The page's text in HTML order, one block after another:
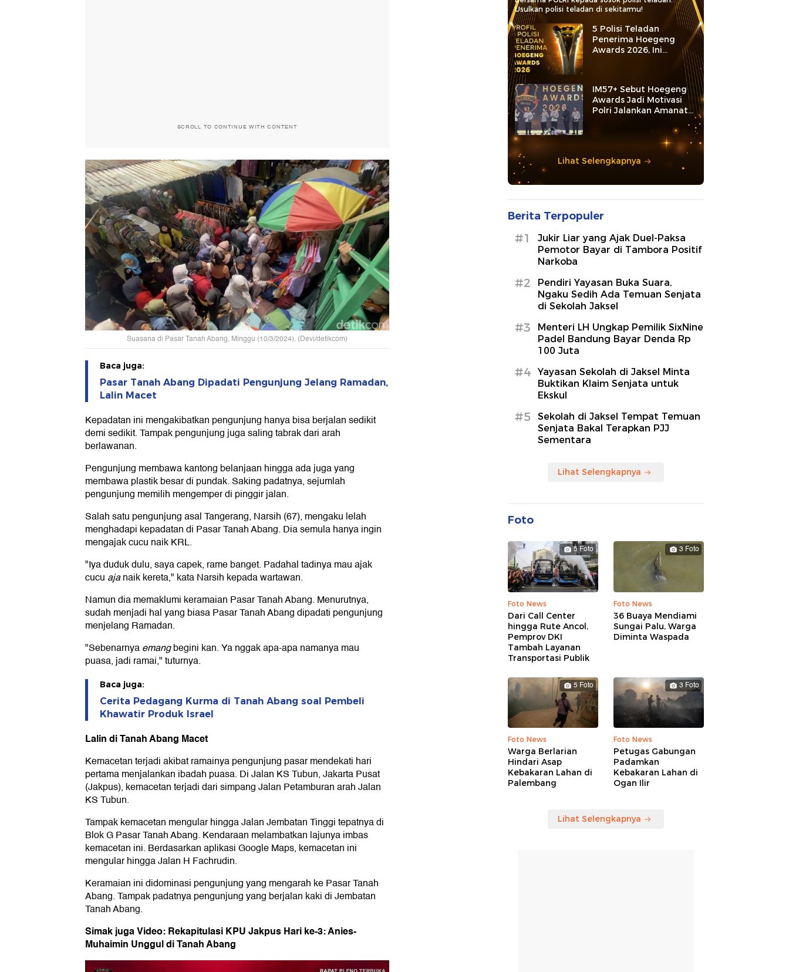
SCROLL TO CONTINUE WITH CONTENT
Suasana di Pasar Tanah Abang, Minggu (10/3/2024). (Devi/detikcom)
Baca juga:
Pasar Tanah Abang Dipadati Pengunjung Jelang Ramadan,
Lalin Macet
Kepadatan ini mengakibatkan pengunjung hanya bisa berjalan sedikit
demi sedikit. Tampak pengunjung juga saling tabrak dari arah
berlawanan.
Pengunjung membawa kantong belanjaan hingga ada juga yang
membawa plastik besar di pundak. Saking padatnya, sejumlah
pengunjung memilih mengemper di pinggir jalan.
Salah satu pengunjung asal Tangerang, Narsih (67), mengaku lelah
menghadapi kepadatan di Pasar Tanah Abang. Dia semula hanya ingin
mengajak cucu naik KRL.
"Iya duduk dulu, saya capek, rame banget. Padahal tadinya mau ajak
cucu ajanaik kereta," kata Narsih kepada wartawan.
Namun dia memaklumi keramaian Pasar Tanah Abang. Menurutnya,
sudah menjadi hal yang biasa Pasar Tanah Abang dipadati pengunjung
menjelang Ramadan.
"Sebenarnyaemangbegini kan. Ya nggak apa-apa namanya mau
puasa, jadi ramai," tuturnya.
Baca juga:
Cerita Pedagang Kurma di Tanah Abang soal Pembeli
Khawatir Produk Israel
Lalin di Tanah Abang Macet
Kemacetan terjadi akibat ramainya pengunjung pasar mendekati hari
pertama menjalankan ibadah puasa. Di Jalan KS Tubun, Jakarta Pusat
(Jakpus), kemacetan terjadi dari simpang Jalan Petamburan arah Jalan
KS Tubun.
Tampak kemacetan mengular hingga Jalan Jembatan Tinggi tepatnya di
Blok G Pasar Tanah Abang. Kendaraan melambatkan lajunya imbas
kemacetan ini. Berdasarkan aplikasi Google Maps, kemacetan ini
mengular hingga Jalan H Fachrudin.
Keramaian ini didominasi pengunjung yang mengarah ke Pasar Tanah
Abang. Tampak padatnya pengunjung yang berjalan kaki di Jembatan
Tanah Abang.
Simak juga Video: Rekapitulasi KPU Jakpus Hari ke-3: Anies-
Muhaimin Unggul di Tanah Abang
Usulkan polisi teladan di sekitarmu!
5 Polisi Teladan
Penerima Hoegeng
Awards 2026, Ini
Kategori dan Kiprahnya
IM57+ Sebut Hoegeng
Awards Jadi Motivasi
Polri Jalankan Amanat
Lihat Selengkapnya
Berita Terpopuler
#1
Jukir Liar yang Ajak Duel-Paksa
Pemotor Bayar di Tambora Positif
Narkoba
#2
Pendiri Yayasan Buka Suara,
Ngaku Sedih Ada Temuan Senjata
di Sekolah Jaksel
#3
Menteri LH Ungkap Pemilik SixNine
Padel Bandung Bayar Denda Rp
100 Juta
#4
Yayasan Sekolah di Jaksel Minta
Buktikan Klaim Senjata untuk
Ekskul
#5
Sekolah di Jaksel Tempat Temuan
Senjata Bakal Terapkan PJJ
Sementara
Lihat Selengkapnya
Foto
5 Foto
Foto News
Dari Call Center
hingga Rute Ancol,
Pemprov DKI
Tambah Layanan
Transportasi Publik
3 Foto
Foto News
36 Buaya Mendiami
Sungai Palu, Warga
Diminta Waspada
5 Foto
Foto News
Warga Berlarian
Hindari Asap
Kebakaran Lahan di
Palembang
3 Foto
Foto News
Petugas Gabungan
Padamkan
Kebakaran Lahan di
Ogan Ilir
Lihat Selengkapnya